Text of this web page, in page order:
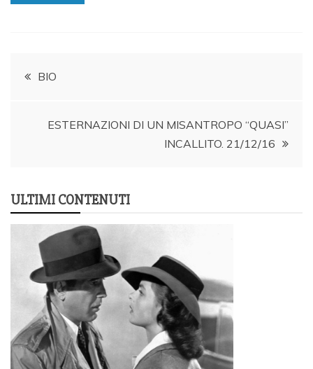
PostBIO
ESTERNAZIONI DI UN MISANTROPO “QUASI”
INCALLITO. 21/12/16
ULTIMI CONTENUTI